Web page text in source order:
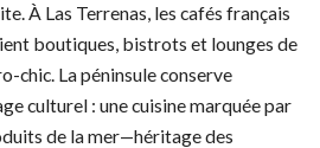
À Las Terrenas, les cafés français
boutiques, bistrots et lounges de
chic. La péninsule conserve
culturel : une cuisine marquée par
de la mer—héritage des